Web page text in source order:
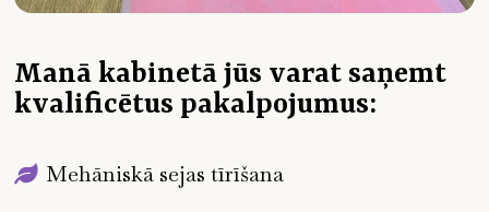
Manā kabinetā jūs varat saņemt
kvalificētus pakalpojumus:
Mehāniskā sejas tīrīšana